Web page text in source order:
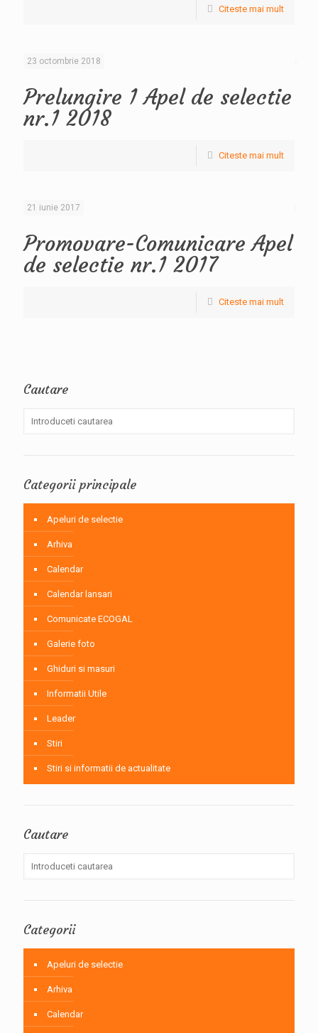
Citeste mai mult
23 octombrie 2018
Prelungire 1 Apel de selectie
nr.1 2018
Citeste mai mult
21 iunie 2017
Promovare-Comunicare Apel
de selectie nr.1 2017
Citeste mai mult
Cautare
Categorii principale
Apeluri de selectie
Arhiva
Calendar
Calendar lansari
Comunicate ECOGAL
Galerie foto
Ghiduri si masuri
Informatii Utile
Leader
Stiri
Stiri si informatii de actualitate
Cautare
Categorii
Apeluri de selectie
Arhiva
Calendar